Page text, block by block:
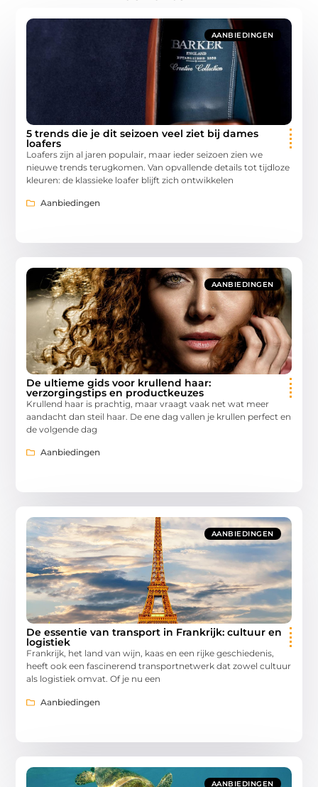
AANBIEDINGEN
5 trends die je dit seizoen veel ziet bij dames
loafers
Loafers zijn al jaren populair, maar ieder seizoen zien we
nieuwe trends terugkomen. Van opvallende details tot tijdloze
kleuren: de klassieke loafer blijft zich ontwikkelen
Aanbiedingen
AANBIEDINGEN
De ultieme gids voor krullend haar:
verzorgingstips en productkeuzes
Krullend haar is prachtig, maar vraagt vaak net wat meer
aandacht dan steil haar. De ene dag vallen je krullen perfect en
de volgende dag
Aanbiedingen
AANBIEDINGEN
De essentie van transport in Frankrijk: cultuur en
logistiek
Frankrijk, het land van wijn, kaas en een rijke geschiedenis,
heeft ook een fascinerend transportnetwerk dat zowel cultuur
als logistiek omvat. Of je nu een
Aanbiedingen
AANBIEDINGEN